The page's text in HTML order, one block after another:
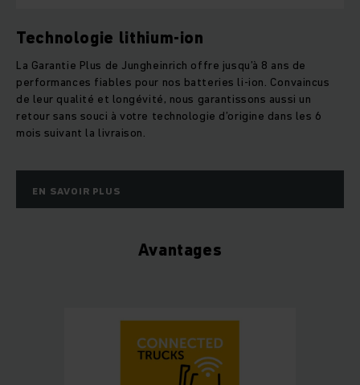
Technologie lithium-ion
La Garantie Plus de Jungheinrich offre jusqu’à 8 ans de
performances fiables pour nos batteries li-ion. Convaincus
de leur qualité et longévité, nous garantissons aussi un
retour sans souci à votre technologie d’origine dans les 6
mois suivant la livraison.
EN SAVOIR PLUS
Avantages